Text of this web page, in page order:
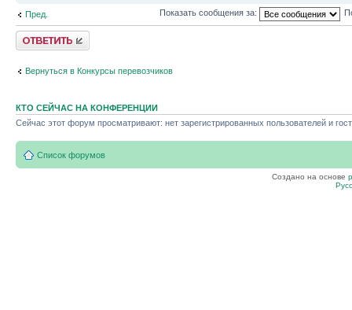
Пред. Показать сообщения за:
Ответить
Вернуться в Конкурсы перевозчиков
КТО СЕЙЧАС НА КОНФЕРЕНЦИИ
Сейчас этот форум просматривают: нет зарегистрированных пользователей и
Список форумов
Создано на основе